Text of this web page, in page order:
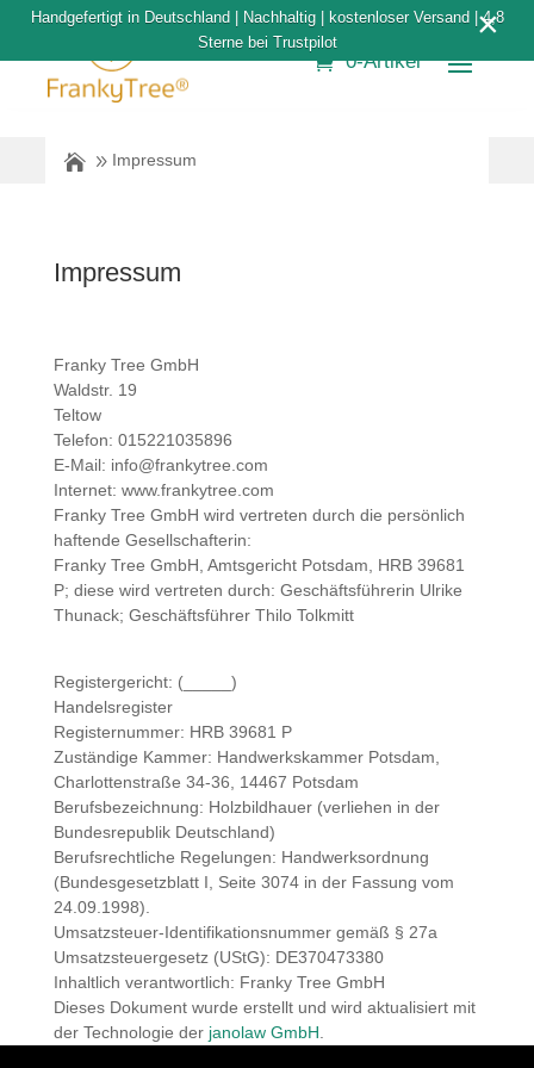
Handgefertigt in Deutschland | Nachhaltig | kostenloser Versand | 4,8
Sterne bei Trustpilot
×
0-Artikel
Impressum
Impressum
Franky Tree GmbH
Waldstr. 19
Teltow
Telefon: 015221035896
E-Mail: info@frankytree.com
Internet: www.frankytree.com
Franky Tree GmbH wird vertreten durch die persönlich
haftende Gesellschafterin:
Franky Tree GmbH, Amtsgericht Potsdam, HRB 39681
P; diese wird vertreten durch: Geschäftsführerin Ulrike
Thunack; Geschäftsführer Thilo Tolkmitt
Registergericht: (_____)
Handelsregister
Registernummer: HRB 39681 P
Zuständige Kammer: Handwerkskammer Potsdam,
Charlottenstraße 34-36, 14467 Potsdam
Berufsbezeichnung: Holzbildhauer (verliehen in der
Bundesrepublik Deutschland)
Berufsrechtliche Regelungen: Handwerksordnung
(Bundesgesetzblatt I, Seite 3074 in der Fassung vom
24.09.1998).
Umsatzsteuer-Identifikationsnummer gemäß § 27a
Umsatzsteuergesetz (UStG): DE370473380
Inhaltlich verantwortlich: Franky Tree GmbH
Dieses Dokument wurde erstellt und wird aktualisiert mit
der Technologie der janolaw GmbH